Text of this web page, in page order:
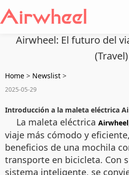
Airwheel: El futuro del
(Travel)
Home > Newslist >
2025-05-29
Introducción a la maleta eléctrica
La maleta eléctrica Airwheel
viaje más cómodo y
beneficios de una mochila
transporte en bicicleta. Con
sistema inteligente, se